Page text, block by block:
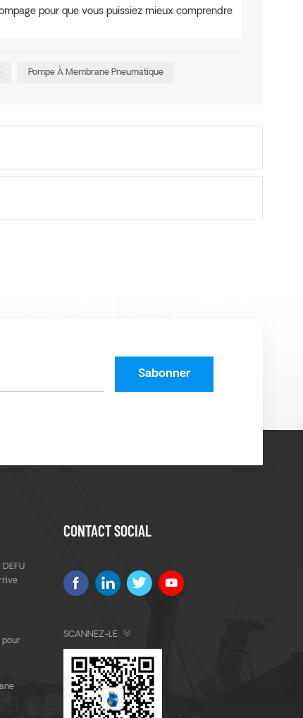
pour que vous puissiez mieux comprendre
Pompe À Membrane Pneumatique
CONTACT SOCIAL
SCANNEZ-LE
pour